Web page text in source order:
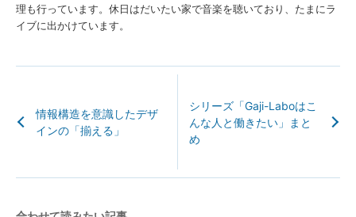
理も行っています。休日はだいたい家で音楽を聴いており、たまにラ
イブに出かけています。
情報構造を意識したデザ
インの「揃える」
シリーズ「Gaji-Laboはこ
んな人と働きたい」まと
め